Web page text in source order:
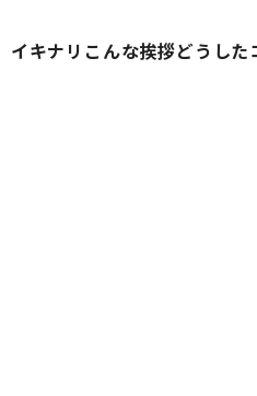
イキナリこんな挨拶どうした